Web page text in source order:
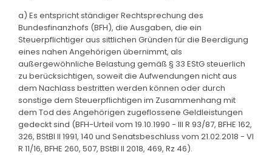
a) Es entspricht ständiger Rechtsprechung des
Bundesfinanzhofs (BFH), die Ausgaben, die ein
Steuerpflichtiger aus sittlichen Gründen für die Beerdigung
eines nahen Angehörigen übernimmt, als
außergewöhnliche Belastung gemäß § 33 EStG steuerlich
zu berücksichtigen, soweit die Aufwendungen nicht aus
dem Nachlass bestritten werden können oder durch
sonstige dem Steuerpflichtigen im Zusammenhang mit
dem Tod des Angehörigen zugeflossene Geldleistungen
gedeckt sind (BFH-Urteil vom 19.10.1990 - III R 93/87, BFHE 162,
326, BStBl II 1991, 140 und Senatsbeschluss vom 21.02.2018 - VI
R 11/16, BFHE 260, 507, BStBl II 2018, 469, Rz 46).